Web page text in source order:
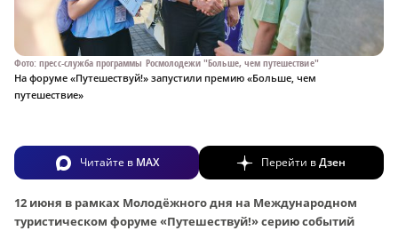
Фото: пресс-служба программы Росмолодежи "Больше, чем путешествие"
На форуме «Путешествуй!» запустили премию «Больше, чем
путешествие»
Читайте в MAX Перейти вДзен
12 июня в рамках Молодёжного дня на Международном
туристическом форуме «Путешествуй!» серию событий